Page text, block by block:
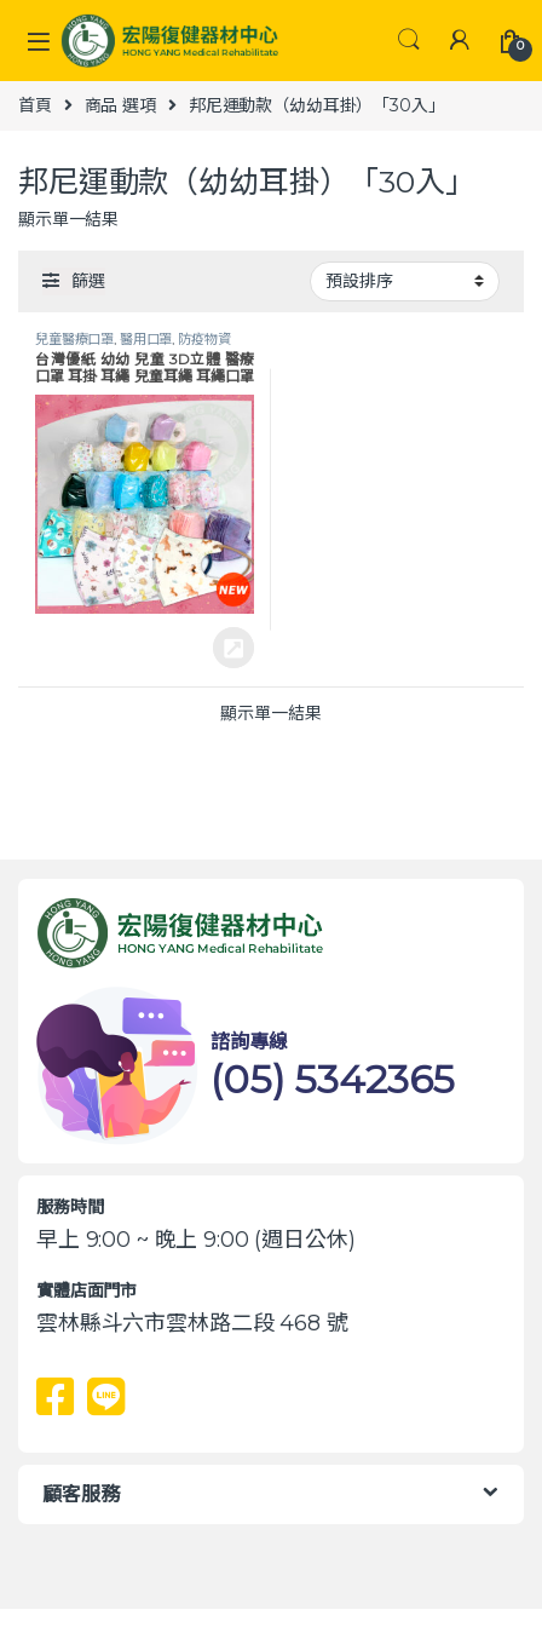
Skip to navigation
Skip to content
0
首頁 商品 選項 邦尼運動款（幼幼耳掛）「30入」
邦尼運動款（幼幼耳掛）「30入」
顯示單一結果
篩選
兒童醫療口罩 醫用口罩 防疫物資
台灣優紙 幼幼 兒童 3D立體 醫療
口罩 耳掛 耳繩 兒童耳繩 耳繩口罩
耳掛口罩 優紙口罩
顯示單一結果
諮詢專線
(05) 5342365
服務時間
早上 9:00 ~ 晚上 9:00 (週日公休)
實體店面門市
雲林縣斗六市雲林路二段 468 號
顧客服務